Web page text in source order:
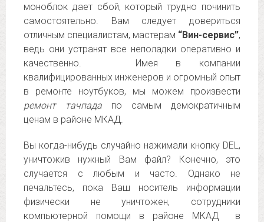
моноблок дает сбой, который трудно починить
самостоятельно. Вам следует довериться
отличным специалистам, мастерам “Вин-сервис”,
ведь они устранят все неполадки оперативно и
качественно. Имея в компании
квалифицированных инженеров и огромный опыт
в ремонте ноутбуков, мы можем произвести
ремонт тачпада по самым демократичным
ценам в районе МКАД.
Вы когда-нибудь случайно нажимали кнопку DEL,
уничтожив нужный Вам файл? Конечно, это
случается с любым и часто. Однако не
печальтесь, пока Ваш носитель информации
физически не уничтожен, сотрудники
компьютерной помощи в районе МКАД в